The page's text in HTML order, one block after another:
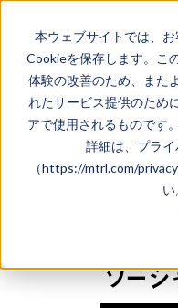
本ウェブサイトでは、
Cookieを保存します。こ
体験の改善のため、また
れたサービス提供のため
アで使用されるものです
詳細は、プラ
（https://mtrl.com/
い
L
新規メ
ソー